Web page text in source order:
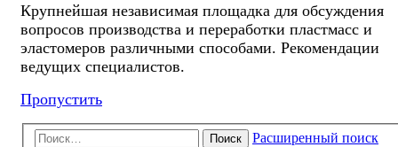
Крупнейшая независимая площадка для обсуждения
вопросов производства и переработки пластмасс и
эластомеров различными способами. Рекомендации
ведущих специалистов.
Пропустить
Поиск Расширенный поиск